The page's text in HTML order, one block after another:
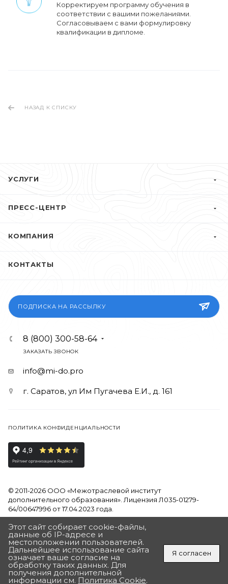
Корректируем программу обучения в
соответствии с вашими пожеланиями.
Cогласовываем с вами формулировку
квалификации в дипломе.
НАЗАД К СПИСКУ
УСЛУГИ
ПРЕСС-ЦЕНТР
КОМПАНИЯ
КОНТАКТЫ
ПОДПИСКА НА РАССЫЛКУ
8 (800) 300-58-64
ЗАКАЗАТЬ ЗВОНОК
info@mi-do.pro
г. Саратов, ул Им Пугачева Е.И., д. 161
ПОЛИТИКА КОНФИДЕНЦИАЛЬНОСТИ
© 2011-2026 ООО «Межотраслевой институт
дополнительного образования». Лицензия Л035-01279-
64/00647996 от 17.04.2023 года.
Продолжая использовать наш сайт, вы даете согласие на
обработку файлов Cookies и других пользовательских
данных, в соответствии сПолитикой на обработку
персональных данных
Разработан в Агентстве Андрея Полушина
Этот сайт собирает cookie-файлы,
данные об IP-адресе и
местоположении пользователей.
Дальнейшее использование сайта
означает ваше согласие на
обработку таких данных. Для
получения дополнительной
информации см. Политика Cookie.
Я согласен
ПОЛУЧИТЬ ПОДАРОК
«ДЛЯ ВАС ПОДАРОК ОТ ИНСТИТУТА»